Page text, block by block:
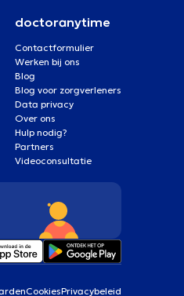
doctoranytime
Contactformulier
Werken bij ons
Blog
Blog voor zorgverleners
Data privacy
Over ons
Hulp nodig?
Partners
Videoconsultatie
CookiesPrivacybeleid